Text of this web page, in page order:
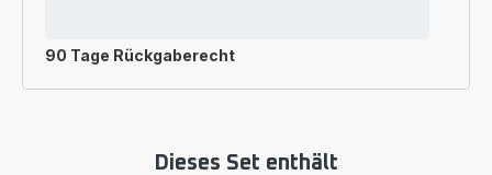
90 Tage Rückgaberecht
Dieses Set enthält